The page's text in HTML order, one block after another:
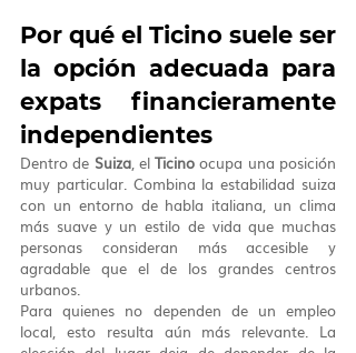
Por qué el Ticino suele ser
la opción adecuada para
expats financieramente
independientes
Dentro de Suiza, el Ticino ocupa una posición
muy particular. Combina la estabilidad suiza
con un entorno de habla italiana, un clima
más suave y un estilo de vida que muchas
personas consideran más accesible y
agradable que el de los grandes centros
urbanos.
Para quienes no dependen de un empleo
local, esto resulta aún más relevante. La